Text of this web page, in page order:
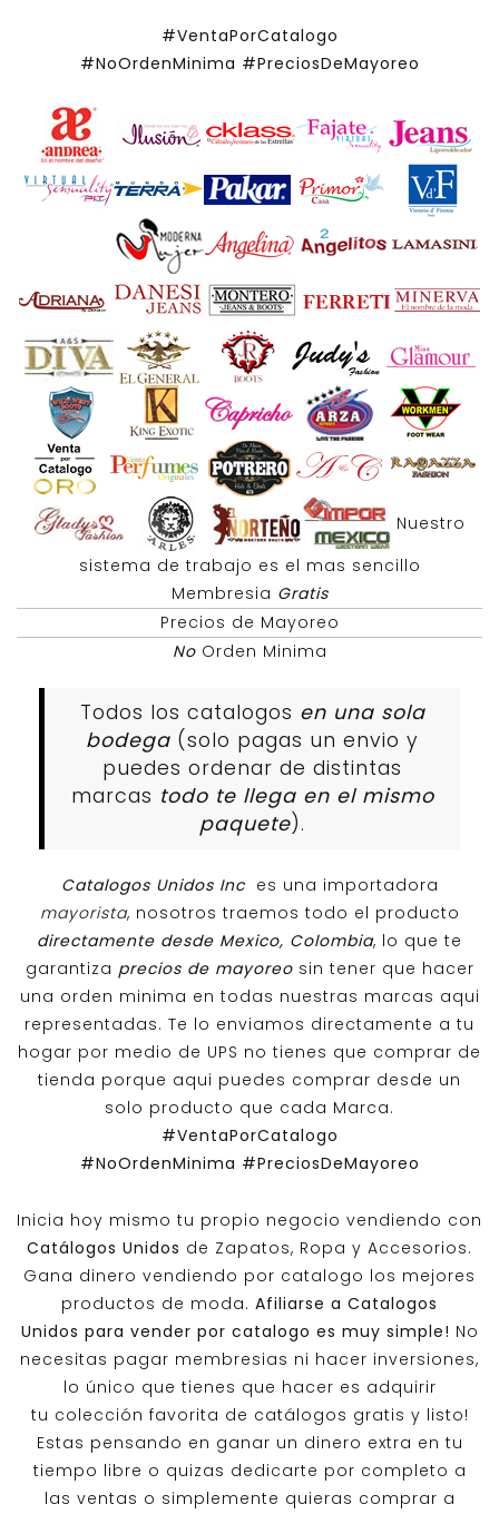
#VentaPorCatalogo
#NoOrdenMinima #PreciosDeMayoreo
Nuestro
sistema de trabajo es el mas sencillo
Membresia Gratis
Precios de Mayoreo
NoOrden Minima
Todos los catalogos en una sola
bodega (solo pagas un envio y
puedes ordenar de distintas
marcas todo te llega en el mismo
paquete).
Catalogos Unidos Inc es una importadora
mayorista, nosotros traemos todo el producto
directamente desde Mexico, Colombia, lo que te
garantiza precios de mayoreosin tener que hacer
una orden minima en todas nuestras marcas aqui
representadas. Te lo enviamos directamente a tu
hogar por medio de UPS no tienes que comprar de
tienda porque aqui puedes comprar desde un
solo producto que cada Marca.
#VentaPorCatalogo
#NoOrdenMinima #PreciosDeMayoreo
Inicia hoy mismo tu propio negocio vendiendo con
Catálogos Unidos de Zapatos, Ropa y Accesorios.
Gana dinero vendiendo por catalogo los mejores
productos de moda. Afiliarse a Catalogos
Unidos para vender por catalogo es muy simple! No
necesitas pagar membresias ni hacer inversiones,
lo único que tienes que hacer es adquirir
tu colección favorita de catálogos gratis y listo!
Estas pensando en ganar un dinero extra en tu
tiempo libre o quizas dedicarte por completo a
las ventas o simplemente quieras comprar a